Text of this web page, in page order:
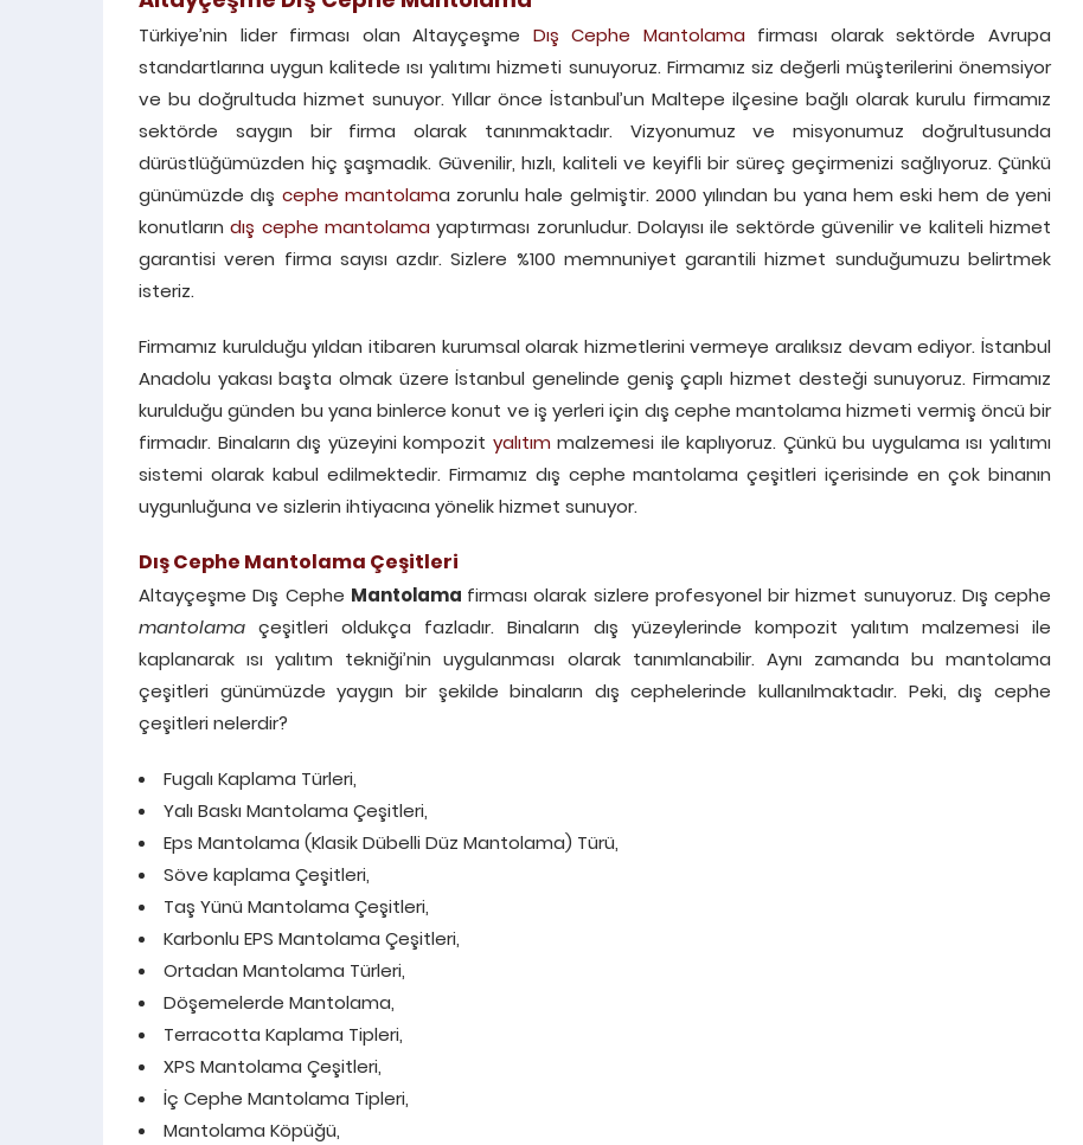
Türkiye’nin lider firması olan Altayçeşme Dış Cephe Mantolama firması olarak sektörde Avrupa
standartlarına uygun kalitede ısı yalıtımı hizmeti sunuyoruz. Firmamız siz değerli müşterilerini önemsiyor
ve bu doğrultuda hizmet sunuyor. Yıllar önce İstanbul’un Maltepe ilçesine bağlı olarak kurulu firmamız
sektörde saygın bir firma olarak tanınmaktadır. Vizyonumuz ve misyonumuz doğrultusunda
dürüstlüğümüzden hiç şaşmadık. Güvenilir, hızlı, kaliteli ve keyifli bir süreç geçirmenizi sağlıyoruz. Çünkü
günümüzde dış cephe mantolama zorunlu hale gelmiştir. 2000 yılından bu yana hem eski hem de yeni
konutlarındış cephe mantolama yaptırması zorunludur. Dolayısı ile sektörde güvenilir ve kaliteli hizmet
garantisi veren firma sayısı azdır. Sizlere %100 memnuniyet garantili hizmet sunduğumuzu belirtmek
isteriz.
Firmamız kurulduğu yıldan itibaren kurumsal olarak hizmetlerini vermeye aralıksız devam ediyor. İstanbul
Anadolu yakası başta olmak üzere İstanbul genelinde geniş çaplı hizmet desteği sunuyoruz. Firmamız
kurulduğu günden bu yana binlerce konut ve iş yerleri için dış cephe mantolama hizmeti vermiş öncü bir
firmadır. Binaların dış yüzeyini kompozit yalıtım malzemesi ile kaplıyoruz. Çünkü bu uygulama ısı yalıtımı
sistemi olarak kabul edilmektedir. Firmamız dış cephe mantolama çeşitleri içerisinde en çok binanın
uygunluğuna ve sizlerin ihtiyacına yönelik hizmet sunuyor.
Dış Cephe Mantolama Çeşitleri
Altayçeşme Dış Cephe Mantolama firması olarak sizlere profesyonel bir hizmet sunuyoruz. Dış cephe
mantolamaçeşitleri oldukça fazladır. Binaların dış yüzeylerinde kompozit yalıtım malzemesi ile
kaplanarak ısı yalıtım tekniği’nin uygulanması olarak tanımlanabilir. Aynı zamanda bu mantolama
çeşitleri günümüzde yaygın bir şekilde binaların dış cephelerinde kullanılmaktadır. Peki, dış cephe
çeşitleri nelerdir?
Fugalı Kaplama Türleri,
Yalı Baskı Mantolama Çeşitleri,
Eps Mantolama (Klasik Dübelli Düz Mantolama) Türü,
Söve kaplama Çeşitleri,
Taş Yünü Mantolama Çeşitleri,
Karbonlu EPS Mantolama Çeşitleri,
Ortadan Mantolama Türleri,
Döşemelerde Mantolama,
Terracotta Kaplama Tipleri,
XPS Mantolama Çeşitleri,
İç Cephe Mantolama Tipleri,
Mantolama Köpüğü,